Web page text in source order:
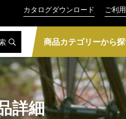
カタログダウンロード ご利
商品カテゴリーから
詳細